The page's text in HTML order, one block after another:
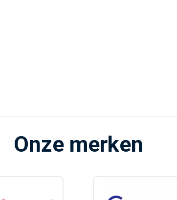
Onze merken